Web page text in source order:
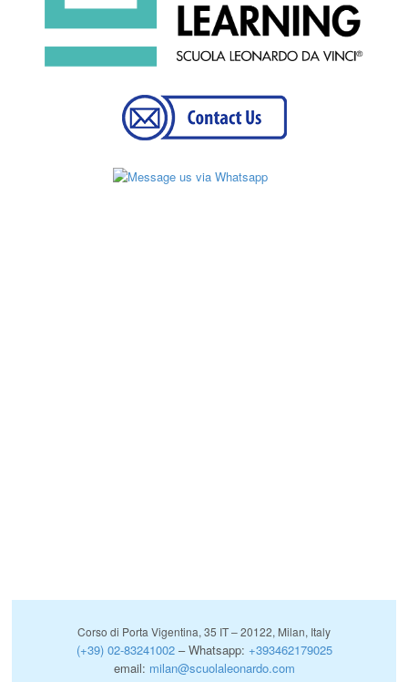
Corso di Porta Vigentina, 35 IT – 20122, Milan, Italy
(+39) 02-83241002– Whatsapp: +393462179025
email: milan@scuolaleonardo.com